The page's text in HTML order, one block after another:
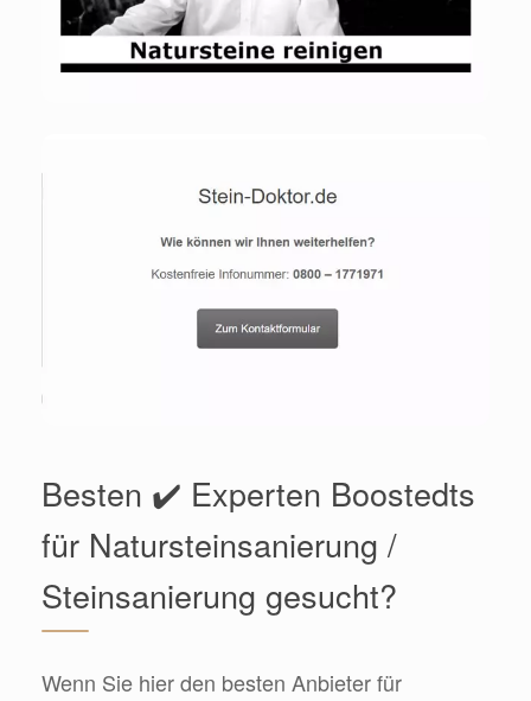
Besten ✔️ Experten Boostedts
für Natursteinsanierung /
Steinsanierung gesucht?
Wenn Sie hier den besten Anbieter für